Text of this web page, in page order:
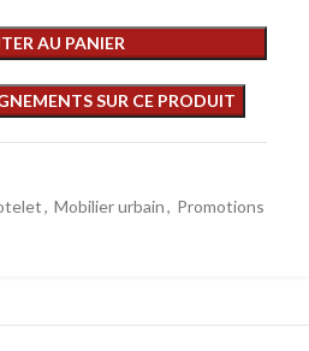
AU PANIER
, Mobilier urbain, Promotions